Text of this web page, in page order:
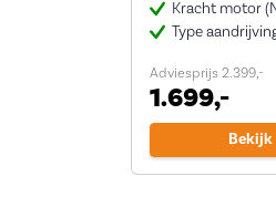
Kracht motor
Type
Adviesprijs 2.399,-
1.699,-
Bekijk